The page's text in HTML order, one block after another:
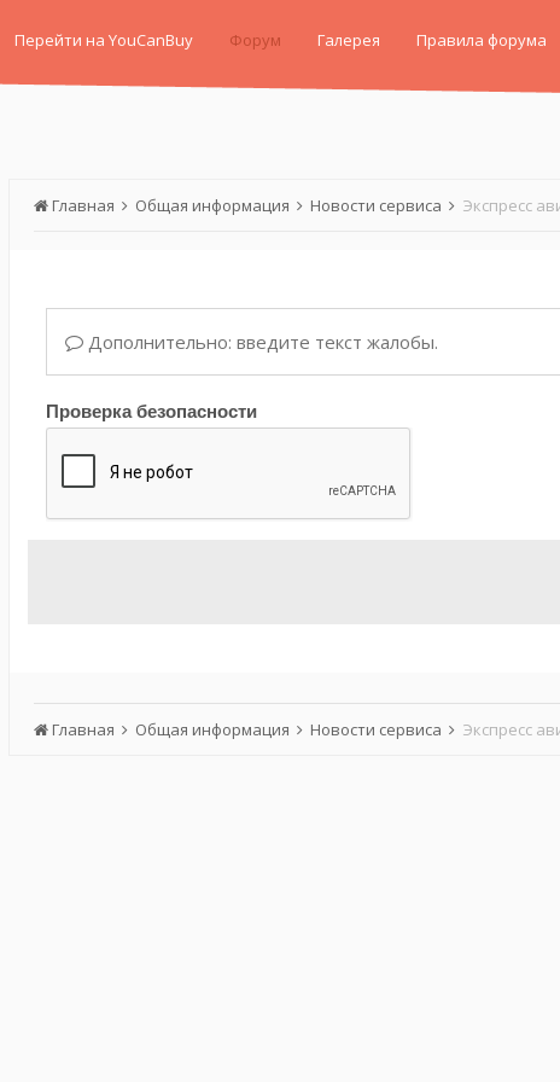
Перейти на YouCanBuy Форум Галерея Правила форума
Главная Общая информация Новости сервиса Экспресс
Дополнительно: введите текст жалобы.
Проверка безопасности
Главная Общая информация Новости сервиса Экспресс